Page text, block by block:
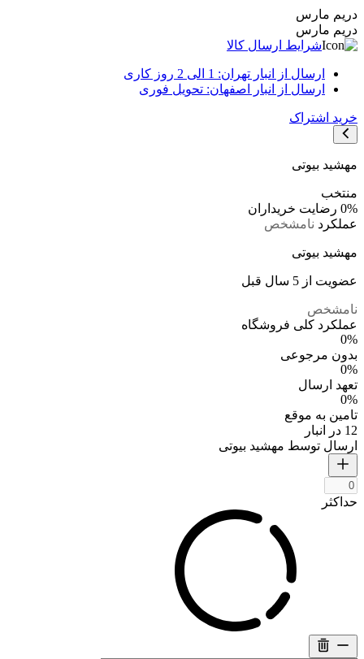
دریم مارس
دریم مارس
شرایط ارسال کالا
ارسال از انبار تهران: 1 الی 2 روز کاری
ارسال از انبار اصفهان: تحویل فوری
خرید اشتراک
مهشید بیوتی
منتخب
0% رضایت خریداران
عملکرد نامشخص
مهشید بیوتی
عضویت از 5 سال قبل
نامشخص
عملکرد کلی فروشگاه
0%
بدون مرجوعی
0%
تعهد ارسال
0%
تامین به موقع
12 در انبار
ارسال توسط مهشید بیوتی
حداکثر